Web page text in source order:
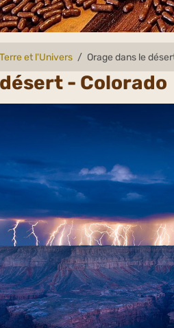
et l'Univers Orage dans le
- Colorado